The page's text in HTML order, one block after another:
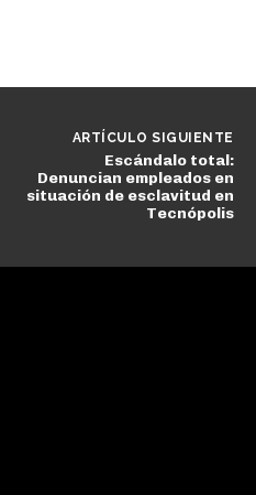
ARTÍCULO SIGUIENTE
Escándalo total:
Denuncian empleados en
situación de esclavitud en
Tecnópolis